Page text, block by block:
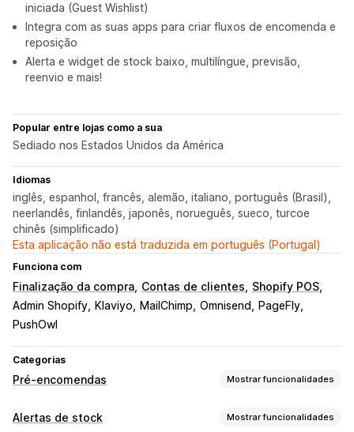
iniciada (Guest Wishlist)
Integra com as suas apps para criar fluxos de encomenda e
reposição
Alerta e widget de stock baixo, multilíngue, previsão,
reenvio e mais!
Popular entre lojas como a sua
Sediado nos Estados Unidos da América
Idiomas
inglês, espanhol, francês, alemão, italiano, português (Brasil),
neerlandês, finlandês, japonês, norueguês, sueco, turcoe
chinês (simplificado)
Esta aplicação não está traduzida em português (Portugal)
Funciona com
Finalização da compra Contas de clientes
Shopify POS
Admin Shopify
Klaviyo MailChimp Omnisend
PageFly
PushOwl
Categorias
Pré-encomendas Mostrar funcionalidades
Tipo de encomenda
Alertas de stock Mostrar funcionalidades